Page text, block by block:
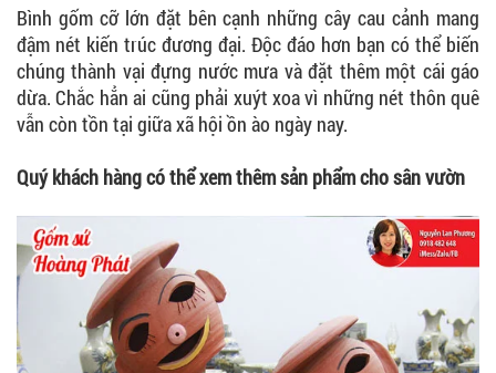
Bình gốm cỡ lớn đặt bên cạnh những cây cau cảnh mang
đậm nét kiến trúc đương đại. Độc đáo hơn bạn có thể biến
chúng thành vại đựng nước mưa và đặt thêm một cái gáo
dừa. Chắc hẳn ai cũng phải xuýt xoa vì những nét thôn quê
vẫn còn tồn tại giữa xã hội ồn ào ngày nay.
Quý khách hàng có thể xem thêm sản phẩm cho sân vườn